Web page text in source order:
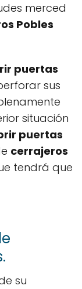
merced
Pobles
puertas
sus
situación
puertas
cerrajeros
tendrá que
su